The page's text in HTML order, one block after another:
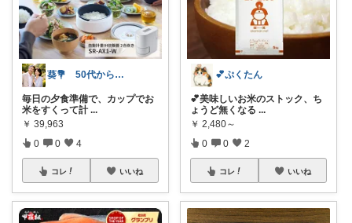
葵💐 50代からのアンチエイジング
毎日の夕食準備で、カップでお
米をすくって計 ...
￥ 39,963
0 0 4
コレ いいね
💕ぷくたん
💕美味しいお米のストック、ち
ょうど無くなる ...
￥ 2,480～
0 0 2
コレ いいね